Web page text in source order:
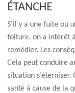
ÉTANCHE
S’il y a une fuite ou
toiture, on a intérêt
remédier. Les
Cela peut conduire
situation s’éterniser.
santé à cause de la